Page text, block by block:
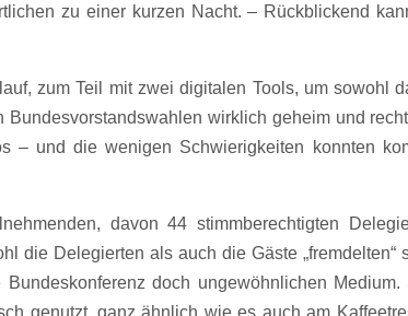
zu einer kurzen Nacht. – Rückblickend
zum Teil mit zwei digitalen Tools, um sowohl
Bundesvorstandswahlen wirklich geheim und
– und die wenigen Schwierigkeiten konnten
davon 44 stimmberechtigten
die Delegierten als auch die Gäste „fremdelten“
Bundeskonferenz doch ungewöhnlichen
genutzt, ganz ähnlich wie es auch am